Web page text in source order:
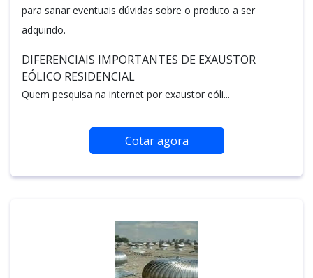
para sanar eventuais dúvidas sobre o produto a ser
adquirido.
DIFERENCIAIS IMPORTANTES DE EXAUSTOR
EÓLICO RESIDENCIAL
Quem pesquisa na internet por exaustor eóli...
Cotar agora